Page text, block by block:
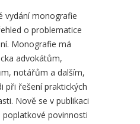
vydání monografie
o problematice
Monografie má
advokátům,
notářům a dalším,
při řešení praktických
Nově se v publikaci
povinnosti